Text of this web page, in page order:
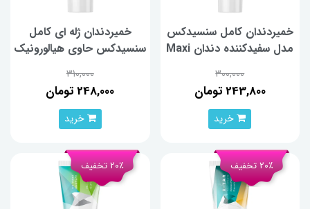
خمیردندان کامل سنسیدکس
مدل سفیدکننده دندان Maxi
300,000
243,800 تومان
خرید
خمیردندان ژله ای کامل
سنسیدکس حاوی هیالورونیک
100 گرم
310,000
248,000 تومان
خرید
20٪ تخفیف 20٪ تخفیف